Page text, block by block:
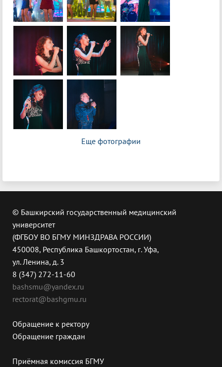
Еще фотографии
© Башкирский государственный медицинский
университет
(ФГБОУ ВО БГМУ МИНЗДРАВА РОССИИ)
450008, Республика Башкортостан, г. Уфа,
ул. Ленина, д. 3
8 (347) 272-11-60
bashsmu@yandex.ru
rectorat@bashgmu.ru
Обращение к ректору
Обращение граждан
Приёмная комиссия БГМУ